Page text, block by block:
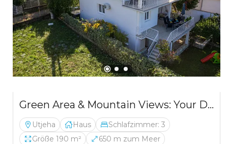
Green Area & Mountain Views: Your Dream Home
Utjeha Haus
Schlafzimmer: 3
Größe 190 m²
650 m zum Meer